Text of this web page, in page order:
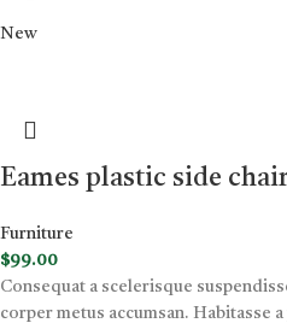
New
Eames plastic side
Furniture
$99.00
Consequat a scelerisque
corper metus accumsan. Habitasse